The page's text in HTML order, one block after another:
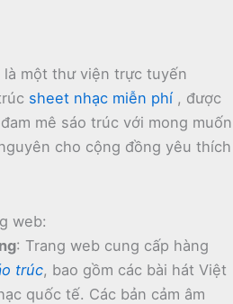
là một thư viện trực tuyến
sheet nhạc miễn phí , được
mê sáo trúc với mong muốn
cho cộng đồng yêu thích
web:
: Trang web cung cấp hàng
trúc, bao gồm các bài hát Việt
quốc tế. Các bản cảm âm